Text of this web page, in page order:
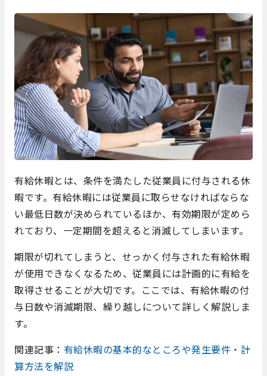
有給休暇とは、条件を満たした従業員に付与される休
暇です。有給休暇には従業員に取らせなければならな
い最低日数が決められているほか、有効期限が定めら
れており、一定期間を超えると消滅してしまいます。
期限が切れてしまうと、せっかく付与された有給休暇
が使用できなくなるため、従業員には計画的に有給を
取得させることが大切です。ここでは、有給休暇の付
与日数や消滅期限、繰り越しについて詳しく解説しま
す。
関連記事： 有給休暇の基本的なところや発生要件・計
算方法を解説